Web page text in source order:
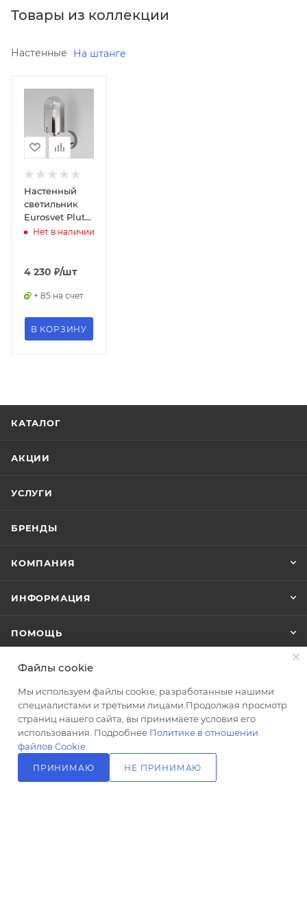
В КОРЗИНУ
Товары из коллекции
Настенные На штанге
4230.00
Реквизиты
Светильники,
Товар,
00-
012068200
Бренд
Eurosvet
товара
01206820
Максимальная
цена
Светильник
современный
круглая
Ставки
20
Способ
крепления
планка
Область
применения
бытовая
Настенный
светильник
Eurosvet Pluto
60156/1
Нет в наличии
4 230 ₽/шт
+ 85 на счет
В КОРЗИНУ
КАТАЛОГ
АКЦИИ
УСЛУГИ
БРЕНДЫ
КОМПАНИЯ
ИНФОРМАЦИЯ
ПОМОЩЬ
ПОДПИСАТЬСЯ НА РАССЫЛКУ
+7 (499) 703-24-24 ЗАКАЗАТЬ ЗВОНОК
info@l-24.ru
125481 г. Москва, ул. Свободы, д.
Файлы cookie
Мы используем файлы cookie, разработанные нашими
специалистами и третьими лицами.Продолжая просмотр
страниц нашего сайта, вы принимаете условия его
использования. Подробнее Политике в отношении
файлов Cookie
ПРИНИМАЮ НЕ ПРИНИМАЮ